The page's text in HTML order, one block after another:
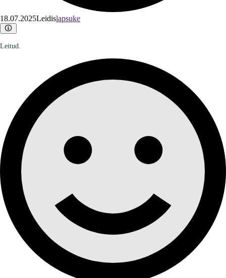
18.07.2025Leidislapsuke
Leitud.